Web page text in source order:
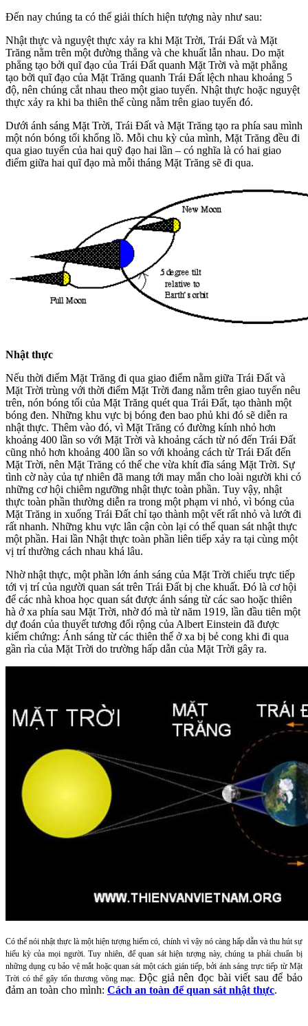
Đến nay chúng ta có thể giải thích hiện tượng này như sau:
Nhật thực và nguyệt thực xảy ra khi Mặt Trời, Trái Đất và Mặt
Trăng nằm trên một đường thẳng và che khuất lẫn nhau. Do mặt
phẳng tạo bởi quĩ đạo của Trái Đất quanh Mặt Trời và mặt phẳng
tạo bởi quĩ đạo của Mặt Trăng quanh Trái Đất lệch nhau khoảng 5
độ, nên chúng cắt nhau theo một giao tuyến. Nhật thực hoặc nguyệt
thực xảy ra khi ba thiên thể cùng nằm trên giao tuyến đó.
Dưới ánh sáng Mặt Trời, Trái Đất và Mặt Trăng tạo ra phía sau mình
một nón bóng tối khổng lồ. Mỗi chu kỳ của mình, Mặt Trăng đều đi
qua giao tuyến của hai quỹ đạo hai lần – có nghĩa là có hai giao
điểm giữa hai quĩ đạo mà mỗi tháng Mặt Trăng sẽ đi qua.
Nhật thực
Nếu thời điểm Mặt Trăng đi qua giao điểm nằm giữa Trái Đất và
Mặt Trời trùng với thời điểm Mặt Trời đang nằm trên giao tuyến nêu
trên, nón bóng tối của Mặt Trăng quét qua Trái Đất, tạo thành một
bóng đen. Những khu vực bị bóng đen bao phủ khi đó sẽ diễn ra
nhật thực. Thêm vào đó, vì Mặt Trăng có đường kính nhỏ hơn
khoảng 400 lần so với Mặt Trời và khoảng cách từ nó đến Trái Đất
cũng nhỏ hơn khoảng 400 lần so với khoảng cách từ Trái Đất đến
Mặt Trời, nên Mặt Trăng có thể che vừa khít đĩa sáng Mặt Trời. Sự
tình cờ này của tự nhiên đã mang tới may mắn cho loài người khi có
những cơ hội chiêm ngưỡng nhật thực toàn phần. Tuy vậy, nhật
thực toàn phần thường diễn ra trong một phạm vi nhỏ, vì bóng của
Mặt Trăng in xuống Trái Đất chỉ tạo thành một vết rất nhỏ và lướt đi
rất nhanh. Những khu vực lân cận còn lại có thể quan sát nhật thực
một phần. Hai lần Nhật thực toàn phần liên tiếp xảy ra tại cùng một
vị trí thường cách nhau khá lâu.
Nhờ nhật thực, một phần lớn ánh sáng của Mặt Trời chiếu trực tiếp
tới vị trí của người quan sát trên Trái Đất bị che khuất. Đó là cơ hội
để các nhà khoa học quan sát được ánh sáng từ các sao hoặc thiên
hà ở xa phía sau Mặt Trời, nhờ đó mà từ năm 1919, lần đầu tiên một
dự đoán của thuyết tương đối rộng của Albert Einstein đã được
kiểm chứng: Ánh sáng từ các thiên thể ở xa bị bẻ cong khi đi qua
gần rìa của Mặt Trời do trường hấp dẫn của Mặt Trời gây ra.
Có thể nói nhật thực là một hiện tượng hiếm có, chính vì vậy nó càng hấp dẫn và thu hút sự
hiếu kỳ của mọi người. Tuy nhiên, để quan sát hiện tượng này, chúng ta phải chuẩn bị
những dụng cụ bảo vệ mắt hoặc quan sát một cách gián tiếp, bởi ánh sáng trực tiếp từ Mặt
Trời có thể gây tổn thương võng mạc. Độc giả nên đọc bài viết sau để bảo
đảm an toàn cho mình: Cách an toàn để quan sát nhật thực.